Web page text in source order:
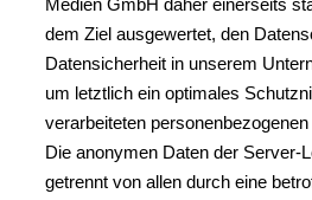
Medien GmbH daher einerseits
dem Ziel ausgewertet, den
Datensicherheit in unserem
um letztlich ein optimales
verarbeiteten
Die anonymen Daten der Server-
getrennt von allen durch eine